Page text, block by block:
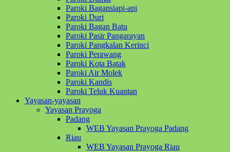
Paroki Bagansiapi-api
Paroki Duri
Paroki Bagan Batu
Paroki Pasir Pangarayan
Paroki Pangkalan Kerinci
Paroki Perawang
Paroki Kota Batak
Paroki Air Molek
Paroki Kandis
Paroki Teluk Kuantan
Yayasan-yayasan
Yayasan Prayoga
Padang
WEB Yayasan Prayoga Padang
Riau
WEB Yayasan Prayoga Riau